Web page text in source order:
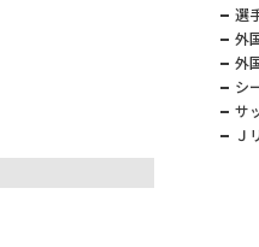
選
外
外
シ
サ
Ｊ